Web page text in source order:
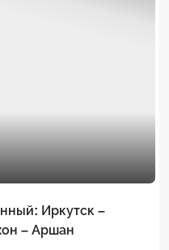
Иркутск –
Листвянка – КБЖД – Ольхон – Аршан